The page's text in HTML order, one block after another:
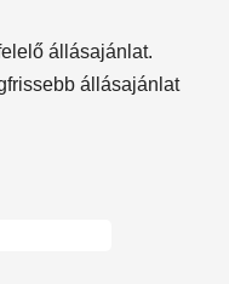
állásajánlat.
állásajánlat